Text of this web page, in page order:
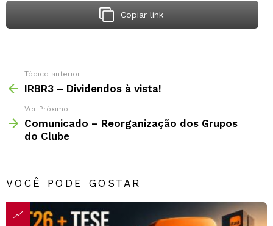
Copiar link
Tópico anterior
IRBR3 – Dividendos à vista!
Ver Próximo
Comunicado – Reorganização dos Grupos
do Clube
VOCÊ PODE GOSTAR